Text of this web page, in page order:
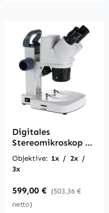
Digitales
Stereomikroskop B
50-1505
Objektive: 1x / 2x /
3x
Regulärer Preis:
599,00 € (503,36 €
netto)